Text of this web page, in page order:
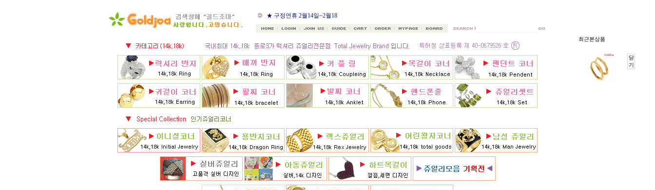
★ 8月 행사 12% 대박할인쿠
폰 행사
★ 구정연휴 2월14일~2월18
일
★ 골드조아 앱 출시기념
최근본상품
닫
기